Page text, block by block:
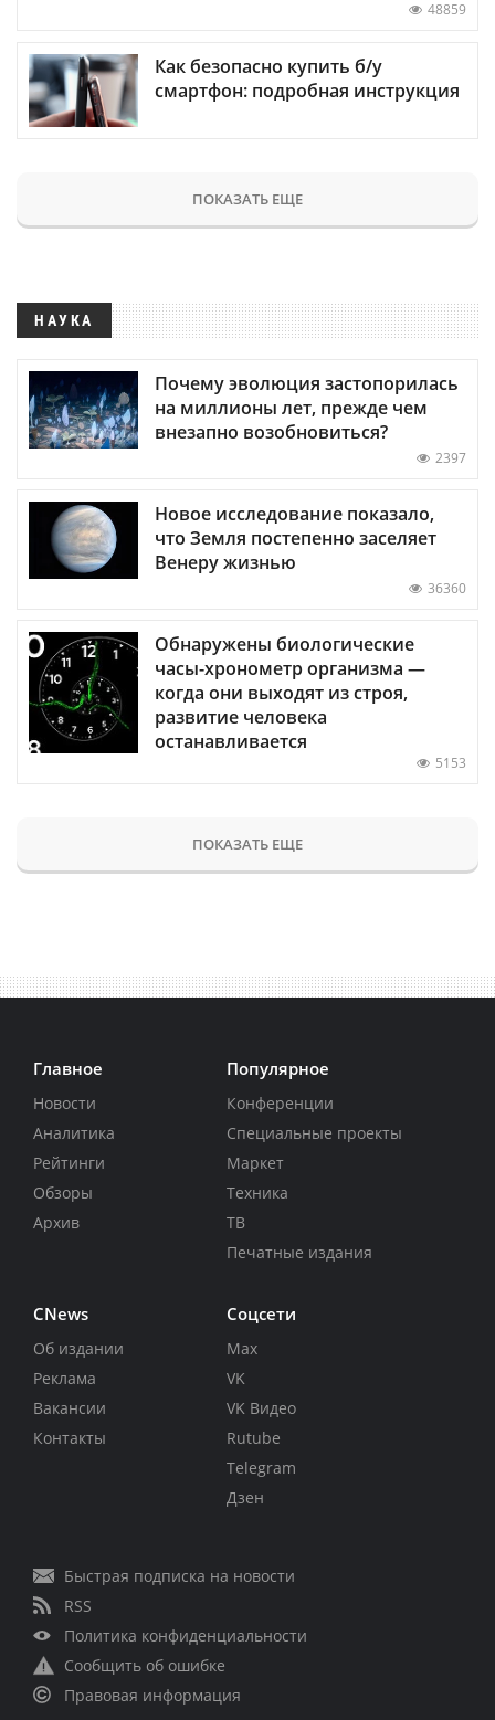
48859
Как безопасно купить б/у
смартфон: подробная инструкция
ПОКАЗАТЬ ЕЩЕ
НАУКА
Почему эволюция застопорилась
на миллионы лет, прежде чем
внезапно возобновиться?
2397
Новое исследование показало,
что Земля постепенно заселяет
Венеру жизнью
36360
Обнаружены биологические
часы-хронометр организма —
когда они выходят из строя,
развитие человека
останавливается
5153
ПОКАЗАТЬ ЕЩЕ
Главное
Новости
Аналитика
Рейтинги
Обзоры
Архив
Популярное
Конференции
Специальные проекты
Маркет
Техника
ТВ
Печатные издания
CNews
Об издании
Реклама
Вакансии
Контакты
Соцсети
Max
VK
VK Видео
Rutube
Telegram
Дзен
Быстрая подписка на новости
RSS
Политика конфиденциальности
Сообщить об ошибке
Правовая информация